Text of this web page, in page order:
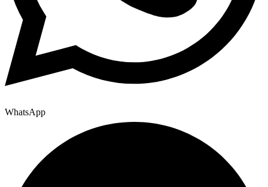
WhatsApp